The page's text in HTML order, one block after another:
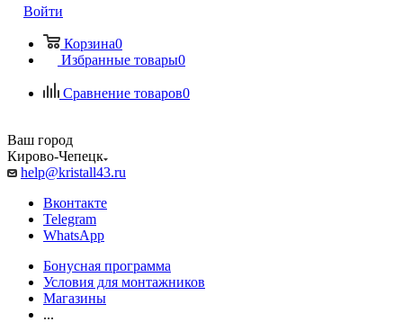
Войти
Корзина0
Избранные товары0
Сравнение товаров0
Ваш город
Кирово-Чепецк
help@kristall43.ru
Вконтакте
Telegram
WhatsApp
Бонусная программа
Условия для монтажников
Магазины
...